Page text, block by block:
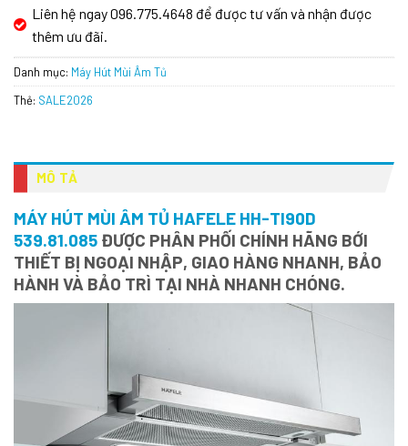
Liên hệ ngay 096.775.4648 để được tư vấn và nhận được
thêm ưu đãi.
Danh mục: Máy Hút Mùi Âm Tủ
Thẻ: SALE2026
MÔ TẢ
MÁY HÚT MÙI ÂM TỦ HAFELE HH-TI90D
539.81.085 ĐƯỢC PHÂN PHỐI CHÍNH HÃNG BỚI
THIẾT BỊ NGOẠI NHẬP, GIAO HÀNG NHANH, BẢO
HÀNH VÀ BẢO TRÌ TẠI NHÀ NHANH CHÓNG.